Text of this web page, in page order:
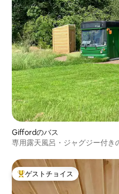
Giffordのバス
専用露天風呂・ジャグジー付き
大好評のゲストチョイスです。
ゲストチョイス